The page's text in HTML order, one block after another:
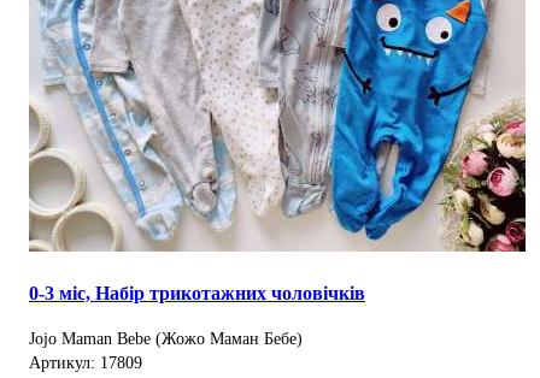
0-3 міс, Набір трикотажних чоловічків
Jojo Maman Bebe (Жожо Маман Бебе)
Артикул: 17809